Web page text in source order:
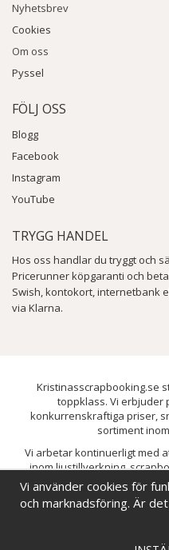
Nyhetsbrev
Cookies
Om oss
Pyssel
FÖLJ OSS
Blogg
Facebook
Instagram
YouTube
TRYGG HANDEL
Hos oss handlar du tryggt och
Pricerunner köpgaranti och
Swish, kontokort, internetbank
via Klarna.
Kristinasscrapbooking.se
toppklass. Vi erbjuder
konkurrenskraftiga priser,
sortiment
Vi arbetar kontinuerligt med
inom ljustillverkning,
pyssel. Målet är att bredda
utveckla vårt utbud, så att du
Vi använder cookies för
och marknadsföring. Är